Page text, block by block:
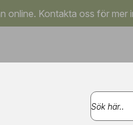
online. Kontakta oss för mer